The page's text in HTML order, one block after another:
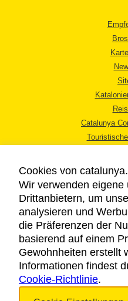
Catalunya
Cookies von
Wir verwenden eigene
Drittanbietern, um
analysieren und
die Präferenzen der
basierend auf einem
Gewohnheiten erstellt
Informationen findest
Cookie-Richtlinie.